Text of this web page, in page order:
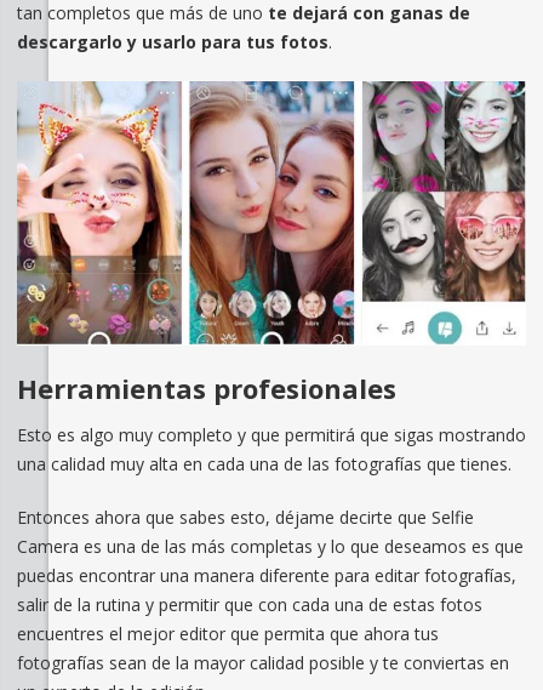
tan completos que más de uno te dejará con ganas de
descargarlo y usarlo para tus fotos.
Herramientas profesionales
Esto es algo muy completo y que permitirá que sigas mostrando
una calidad muy alta en cada una de las fotografías que tienes.
Entonces ahora que sabes esto, déjame decirte que Selfie
Camera es una de las más completas y lo que deseamos es que
puedas encontrar una manera diferente para editar fotografías,
salir de la rutina y permitir que con cada una de estas fotos
encuentres el mejor editor que permita que ahora tus
fotografías sean de la mayor calidad posible y te conviertas en